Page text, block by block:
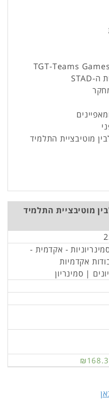
מוטיבציית התלמיד
מוטיבציית התלמיד
- אקדמית -
אקדמיות
| סמינריון